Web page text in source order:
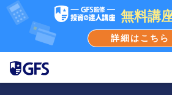
無料講
詳細はこちら